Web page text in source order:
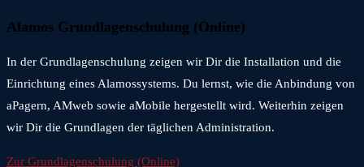
Alamos Grundlagenschulung (Online)
In der Grundlagenschulung zeigen wir Dir die Installation und die
Einrichtung eines Alamossystems. Du lernst, wie die Anbindung von
aPagern, AMweb sowie aMobile hergestellt wird. Weiterhin zeigen
wir Dir die Grundlagen der täglichen Administration.
Zur Grundlagenschulung (Online)